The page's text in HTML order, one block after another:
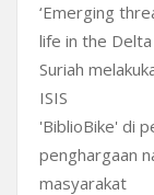
‘Emerging
life in the
Suriah
ISIS
'BiblioBike' di
penghargaan
masyarakat